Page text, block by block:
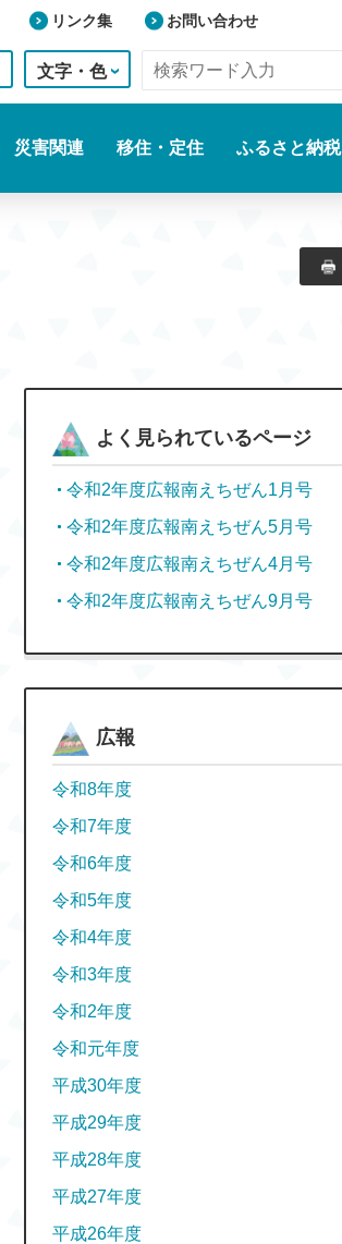
リンク集 お問い合わせ
文字・色
災害関連 移住・定住 ふるさと納税
よく見られているページ
令和2年度広報南えちぜん1月号
令和2年度広報南えちぜん5月号
令和2年度広報南えちぜん4月号
令和2年度広報南えちぜん9月号
広報
令和8年度
令和7年度
令和6年度
令和5年度
令和4年度
令和3年度
令和2年度
令和元年度
平成30年度
平成29年度
平成28年度
平成27年度
平成26年度